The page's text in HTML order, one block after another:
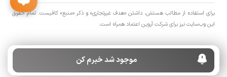
موجود شد خبرم کن
برای استفاده از مطالب هستش، داشتن «هدف غیرتجاری» و ذکر «منبع» کافیست. تمام حقوق
اين وب‌سايت نیز برای شرکت آروین اعتماد همراه است.